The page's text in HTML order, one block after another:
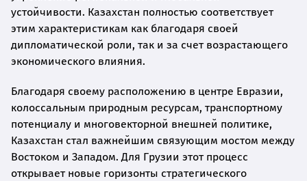
устойчивости. Казахстан полностью соответствует
этим характеристикам как благодаря своей
дипломатической роли, так и за счет возрастающего
экономического влияния.
Благодаря своему расположению в центре Евразии,
колоссальным природным ресурсам, транспортному
потенциалу и многовекторной внешней политике,
Казахстан стал важнейшим связующим мостом между
Востоком и Западом. Для Грузии этот процесс
открывает новые горизонты стратегического